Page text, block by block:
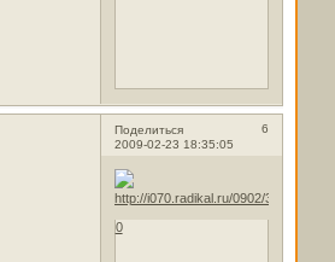
Поделиться
6
2009-02-23 18:35:05
0